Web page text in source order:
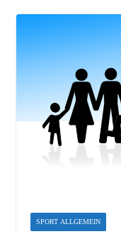
SPORT ALLGEMEIN